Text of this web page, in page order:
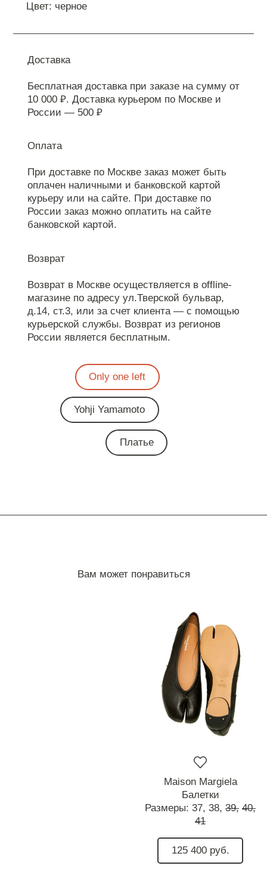
Цвет: черное
Доставка
Бесплатная доставка при заказе на сумму от
10 000 ₽. Доставка курьером по Москве и
России — 500 ₽
Оплата
При доставке по Москве заказ может быть
оплачен наличными и банковской картой
курьеру или на сайте. При доставке по
России заказ можно оплатить на сайте
банковской картой.
Возврат
Возврат в Москве осуществляется в offline-
магазине по адресу ул.Тверской бульвар,
д.14, ст.3, или за счет клиента — с помощью
курьерской службы. Возврат из регионов
России является бесплатным.
Only one left
Yohji Yamamoto
Платье
Вам может понравиться
Maison Margiela
Балетки
Размеры: 37, 38, 39, 40,
41
125 400 руб.